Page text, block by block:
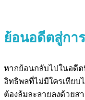
ย้อนอดีตสู่กา
หากย้อนกลับไปในอดี
อิทธิพลที่ไม่มีใครเทียบ
ต้องล้มละลายลงด้วยส